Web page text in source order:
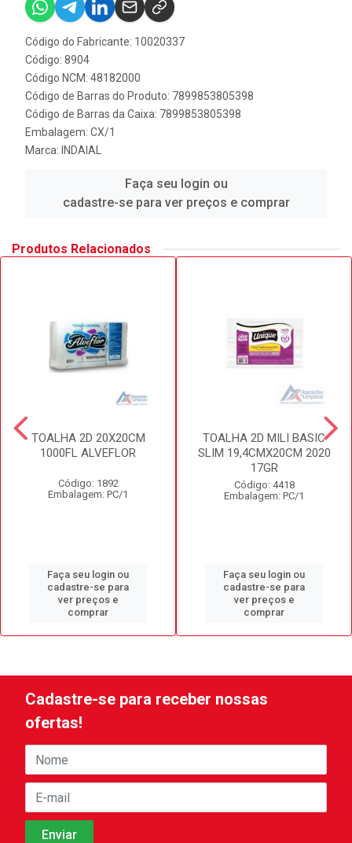
Código do Fabricante: 10020337
Código: 8904
Código NCM: 48182000
Código de Barras do Produto: 7899853805398
Código de Barras da Caixa: 7899853805398
Embalagem: CX/1
Marca: INDAIAL
Faça seu login ou
cadastre-se para ver preços e comprar
Produtos Relacionados
TOALHA 2D 20X20CM
1000FL ALVEFLOR
Código: 1892
Embalagem: PC/1
Faça seu login ou
cadastre-se para
ver preços e
comprar
TOALHA 2D MILI BASIC
SLIM 19,4CMX20CM 2020
17GR
Código: 4418
Embalagem: PC/1
Faça seu login ou
cadastre-se para
ver preços e
comprar
Cadastre-se para receber nossas
ofertas!